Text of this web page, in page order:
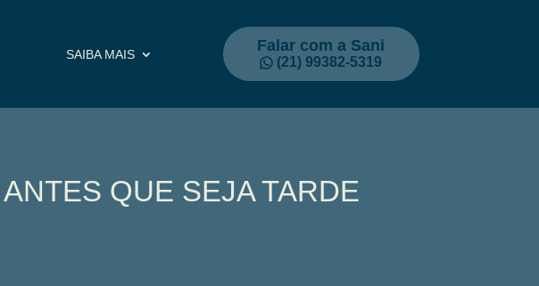
SAIBA MAIS Falar com a Sani
(21) 99382-5319
QUE SEJA TARDE